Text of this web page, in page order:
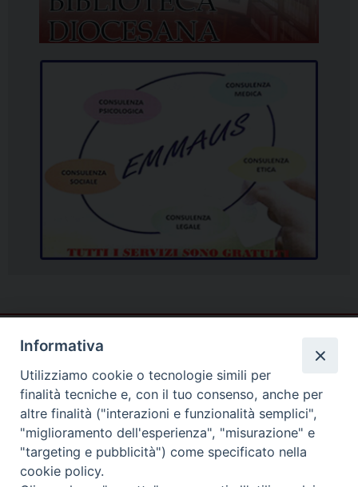
Informativa
Utilizziamo cookie o tecnologie simili per
finalità tecniche e, con il tuo consenso, anche per
altre finalità ("interazioni e funzionalità semplici",
"miglioramento dell'esperienza", "misurazione" e
"targeting e pubblicità") come specificato nella
cookie policy.